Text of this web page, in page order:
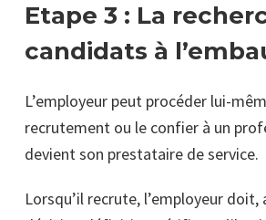
Etape 3 : La
candidats à
L’employeur peut procéder lui-
recrutement ou le confier à un
devient son prestataire de service.
Lorsqu’il recrute, l’employeur